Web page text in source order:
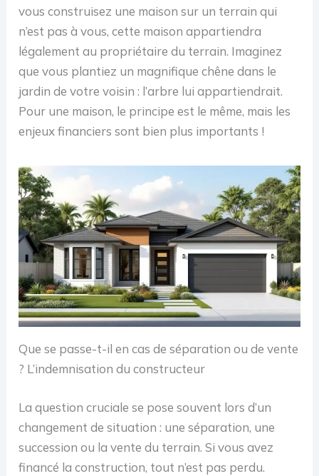
vous construisez une maison sur un terrain qui
n’est pas à vous, cette maison appartiendra
légalement au propriétaire du terrain. Imaginez
que vous plantiez un magnifique chêne dans le
jardin de votre voisin : l’arbre lui appartiendrait.
Pour une maison, le principe est le même, mais les
enjeux financiers sont bien plus importants !
Que se passe-t-il en cas de séparation ou de vente
? L’indemnisation du constructeur
La question cruciale se pose souvent lors d’un
changement de situation : une séparation, une
succession ou la vente du terrain. Si vous avez
financé la construction, tout n’est pas perdu.